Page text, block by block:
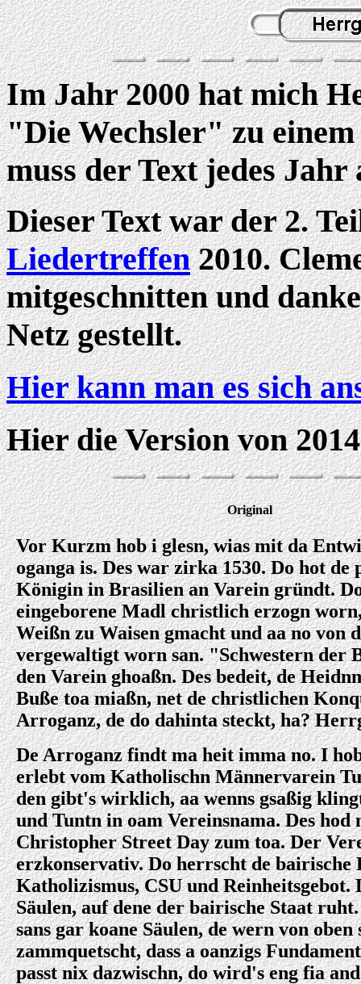
Im Jahr 2000 hat mich
"Die Wechsler" zu
muss der Text jedes
Dieser Text war der 2.
Liedertreffen2010.
mitgeschnitten und
Netz gestellt.
Hier kann man es sich
Hier die Version von
Original
Vor Kurzm hob i glesn, wias mit da
oganga is. Des war zirka 1530. Do hot de
Königin in Brasilien an Varein gründt.
eingeborene Madl christlich erzogn
Weißn zu Waisen gmacht und aa no von
vergewaltigt worn san. "Schwestern der
den Varein ghoaßn. Des bedeit, de
Buße toa miaßn, net de christlichen
Arroganz, de do dahinta steckt, ha?
De Arroganz findt ma heit imma no. I
erlebt vom Katholischn Männervarein
den gibt's wirklich, aa wenns gsaßig
und Tuntn in oam Vereinsnama. Des hod
Christopher Street Day zum toa. Der
erzkonservativ. Do herrscht de
Katholizismus, CSU und Reinheitsgebot.
Säulen, auf dene der bairische Staat
sans gar koane Säulen, de wern von oben
zammquetscht, dass a oanzigs
passt nix dazwischn, do wird's eng fia